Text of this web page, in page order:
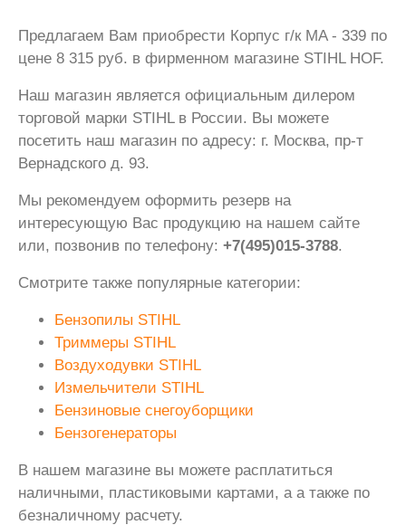
Предлагаем Вам приобрести Корпус г/к MA - 339 по
цене 8 315 руб. в фирменном магазине STIHL HOF.
Наш магазин является официальным дилером
торговой марки STIHL в России. Вы можете
посетить наш магазин по адресу: г. Москва, пр-т
Вернадского д. 93.
Мы рекомендуем оформить резерв на
интересующую Вас продукцию на нашем сайте
или, позвонив по телефону: +7(495)015-3788.
Смотрите также популярные категории:
Бензопилы STIHL
Триммеры STIHL
Воздуходувки STIHL
Измельчители STIHL
Бензиновые снегоуборщики
Бензогенераторы
В нашем магазине вы можете расплатиться
наличными, пластиковыми картами, а а также по
безналичному расчету.